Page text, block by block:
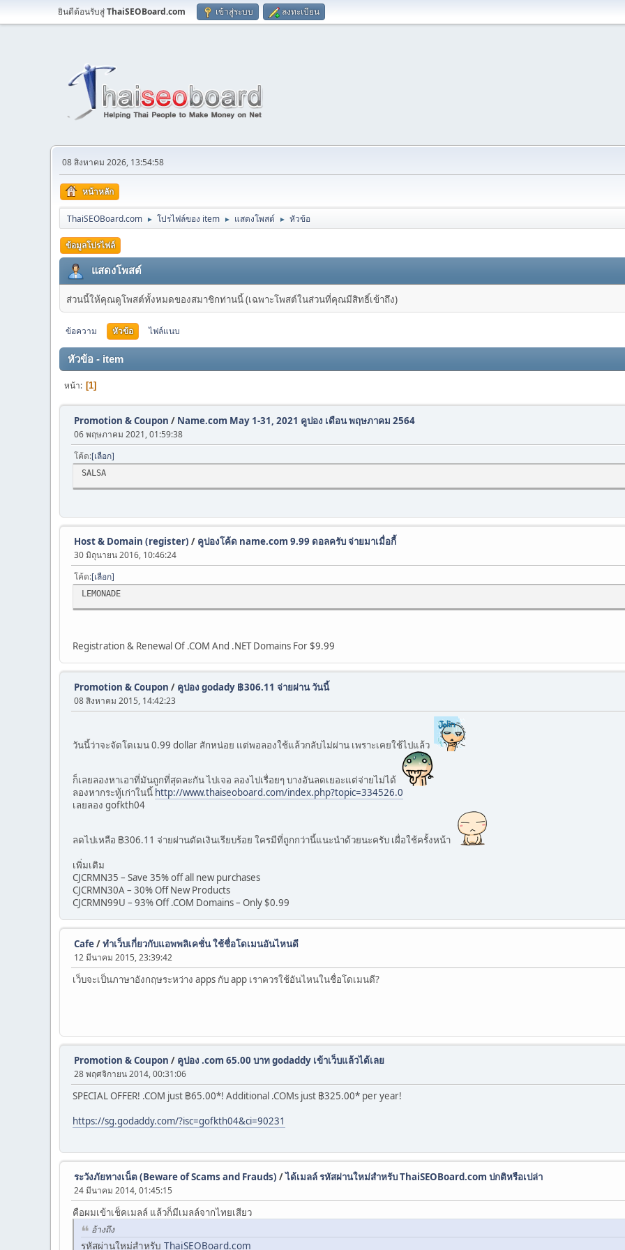
ยินดีต้อนรับสู่ThaiSEOBoard.com เข้าสู่ระบบ ลงทะเบียน
08 สิงหาคม 2026, 13:54:58
หน้าหลัก
ThaiSEOBoard.com ► โปรไฟล์ของ item ► แสดงโพสต์ ► หัวข้อ
ข้อมูลโปรไฟล์
แสดงโพสต์
ส่วนนี้ให้คุณดูโพสต์ทั้งหมดของสมาชิกท่านนี้ (เฉพาะโพสต์ในส่วนที่คุณมีสิทธิ์เข้าถึง)
ข้อความ หัวข้อ ไฟล์แนบ
หัวข้อ - item
หน้า 1
Promotion & Coupon / Name.com May 1-31, 2021 คูปอง เดือน พฤษภาคม 2564
06 พฤษภาคม 2021, 01:59:38
โค้ด เลือก
SALSA
Host & Domain (register) / คูปองโค้ด name.com 9.99 ดอลครับ จ่ายมาเมื่อกี้
30 มิถุนายน 2016, 10:46:24
โค้ด เลือก
LEMONADE
Registration & Renewal Of .COM And .NET Domains For $9.99
Promotion & Coupon / คูปอง godady ฿306.11 จ่ายผ่าน วันนี้
08 สิงหาคม 2015, 14:42:23
วันนี้ว่าจะจัดโดเมน 0.99 dollar สักหน่อย แต่พอลองใช้แล้วกลับไม่ผ่าน เพราะเคยใช้ไปแล้ว
ก็เลยลองหาเอาที่มันถูกที่สุดละกัน ไปเจอ ลองไปเรื่อยๆ บางอันลดเยอะแต่จ่ายไม่ได้
ลองหากระทู้เก่าในนี้ http://www.thaiseoboard.com/index.php?topic=334526.0
เลยลอง gofkth04
ลดไปเหลือ ฿306.11 จ่ายผ่านตัดเงินเรียบร้อย ใครมีที่ถูกกว่านี้แนะนำด้วยนะครับ เผื่อใช้ครั้งหน้า
เพิ่มเติม
CJCRMN35 – Save 35% off all new purchases
CJCRMN30A – 30% Off New Products
CJCRMN99U – 93% Off .COM Domains – Only $0.99
Cafe/ทำเว็บเกี่ยวกับแอพพลิเคชั่น ใช้ชื่อโดเมนอันไหนดี
12 มีนาคม 2015, 23:39:42
เว็บจะเป็นภาษาอังกฤษระหว่าง apps กับ app เราควรใช้อันไหนในชื่อโดเมนดี?
Promotion & Coupon / คูปอง .com 65.00 บาท godaddy เข้าเว็บแล้วได้เลย
28 พฤศจิกายน 2014, 00:31:06
SPECIAL OFFER! .COM just ฿65.00*! Additional .COMs just ฿325.00* per year!
https://sg.godaddy.com/?isc=gofkth04&ci=90231
ระวังภัยทางเน็ต (Beware of Scams and Frauds) /ได้เมลล์ รหัสผ่านใหม่สำหรับ ThaiSEOBoard.com ปกติหรือเปล่า
24 มีนาคม 2014, 01:45:15
คือผมเข้าเช็คเมลล์ แล้วก็มีเมลล์จากไทยเสียว
อ้างถึง
รหัสผ่านใหม่สำหรับ ThaiSEOBoard.com